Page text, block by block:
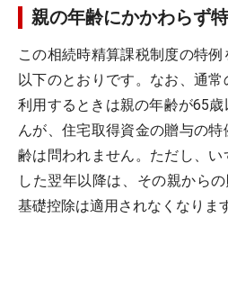
親の年齢にかかわらず
この相続時精算課税制度の特
以下のとおりです。なお、通
利用するときは親の年齢が65
んが、住宅取得資金の贈与の
齢は問われません。ただし、
した翌年以降は、その親から
基礎控除は適用されなくなりま